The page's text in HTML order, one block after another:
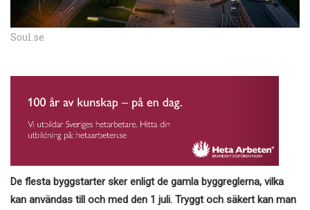
Soul.se
De flesta byggstarter sker enligt de gamla byggreglerna, vilka
kan användas till och med den 1 juli. Tryggt och säkert kan man